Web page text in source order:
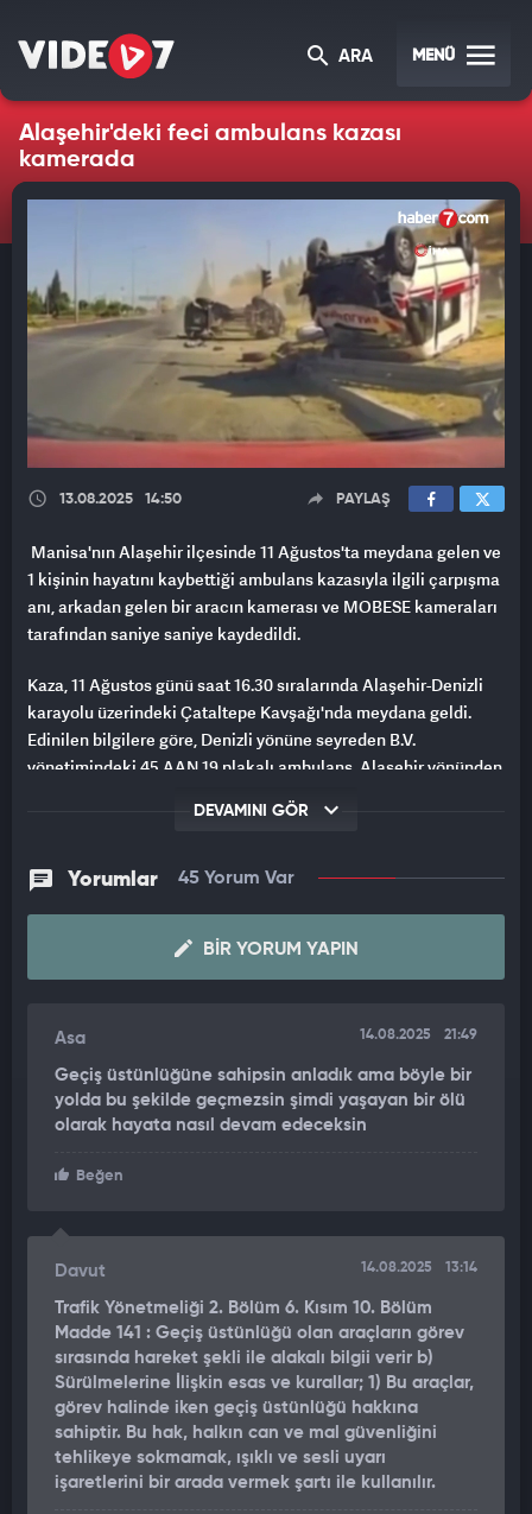
ARA MENÜ
Alaşehir'deki feci ambulans kazası
kamerada
13.08.2025 14:50 PAYLAŞ
Manisa'nın Alaşehir ilçesinde 11 Ağustos'ta meydana gelen ve
1 kişinin hayatını kaybettiği ambulans kazasıyla ilgili çarpışma
anı, arkadan gelen bir aracın kamerası ve MOBESE kameraları
tarafından saniye saniye kaydedildi.
Kaza, 11 Ağustos günü saat 16.30 sıralarında Alaşehir-Denizli
karayolu üzerindeki Çataltepe Kavşağı'nda meydana geldi.
Edinilen bilgilere göre, Denizli yönüne seyreden B.V.
yönetimindeki 45 AAN 19 plakalı ambulans, Alaşehir yönünden
otomobille çarpıştı. Çarpışma sonucu 2'si ağır olmak üzere 7
yolcusu Sadettin İnan (57) tüm müdahalelere rağmen
Öte yandan kaza anı, arkadan gelen bir aracın kamerası ve
MOBESE kameraları tarafından saniye saniye kaydedildi.
otomobilin hızla gelen ambulansla çarpıştığı, çarpmanın
şiddetiyle araçların savrulduğu görülüyor. Söz konusu
görüntüler kazanın şiddetini gözler önüne sererken, olayla ilgili
soruşturmanın sürdüğü bildirildi.
DEVAMINI GÖR
Yorumlar 45 Yorum Var
BIR YORUM YAPIN
Asa 14.08.2025 21:49
Geçiş üstünlüğüne sahipsin anladık ama böyle bir
yolda bu şekilde geçmezsin şimdi yaşayan bir ölü
olarak hayata nasıl devam edeceksin
Beğen
Davut 14.08.2025 13:14
Trafik Yönetmeliği 2. Bölüm 6. Kısım 10. Bölüm
Madde 141 : Geçiş üstünlüğü olan araçların görev
sırasında hareket şekli ile alakalı bilgii verir b)
Sürülmelerine İlişkin esas ve kurallar; 1) Bu araçlar,
görev halinde iken geçiş üstünlüğü hakkına
sahiptir. Bu hak, halkın can ve mal güvenliğini
tehlikeye sokmamak, ışıklı ve sesli uyarı
işaretlerini bir arada vermek şartı ile kullanılır.